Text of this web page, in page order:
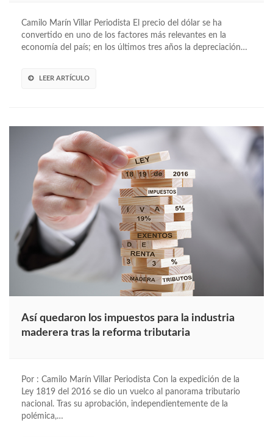
Camilo Marín Villar Periodista El precio del dólar se ha
convertido en uno de los factores más relevantes en la
economía del país; en los últimos tres años la depreciación…
LEER ARTÍCULO
Así quedaron los impuestos para la industria
maderera tras la reforma tributaria
Por : Camilo Marín Villar Periodista Con la expedición de la
Ley 1819 del 2016 se dio un vuelco al panorama tributario
nacional. Tras su aprobación, independientemente de la
polémica,…